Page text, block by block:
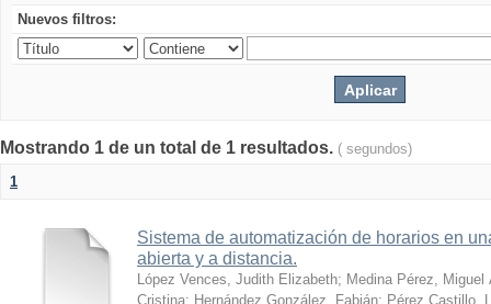
Nuevos filtros:
Mostrando 1 de un total de 1 resultados. ( segundos)
1
Sistema de automatización de horarios en
abierta y a distancia.
López Vences, Judith Elizabeth; Medina Pérez, Miguel
Cristina; Hernández González, Fabián; Pérez Castillo,